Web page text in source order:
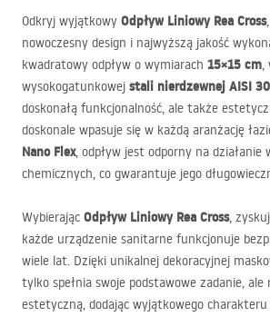
Odkryj wyjątkowy Odpływ Liniowy Rea Cross
nowoczesny design i najwyższą jakość
kwadratowy odpływ o wymiarach 15×15 cm,
wysokogatunkowej stali nierdzewnej AISI
doskonałą funkcjonalność, ale także
doskonale wpasuje się w każdą aranżację
Nano Flex, odpływ jest odporny na działanie
chemicznych, co gwarantuje jego
Wybierając Odpływ Liniowy Rea Cross,
każde urządzenie sanitarne funkcjonuje
wiele lat. Dzięki unikalnej dekoracyjnej
tylko spełnia swoje podstawowe zadanie,
estetyczną, dodając wyjątkowego charakteru